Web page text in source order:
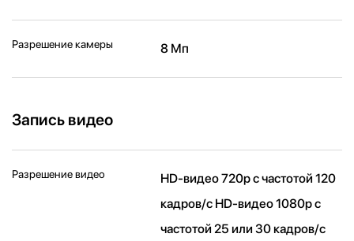
Разрешение камеры 8 Мп
Запись видео
Разрешение видео
HD-видео 720p с частотой 120
кадров/ с HD-видео 1080p с
частотой 25 или 30 кадров/ с